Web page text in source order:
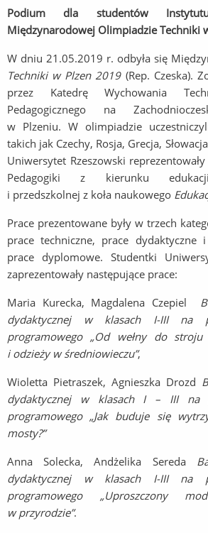
Podium dla studentów
Międzynarodowej Olimpiadzie Techniki
W dniu 21.05.2019 r. odbyła się
Techniki w Plzen 2019(Rep. Czeska).
przez Katedrę Wychowania
Pedagogicznego na
w Plzeniu. W olimpiadzie
takich jak Czechy, Rosja, Grecja,
Uniwersytet Rzeszowski
Pedagogiki z kierunku edukacji
i przedszkolnej z koła naukowego
Prace prezentowane były w trzech
prace techniczne, prace dydaktyczne
prace dyplomowe. Studentki
zaprezentowały następujące prace:
Maria Kurecka, Magdalena Czepiel
dydaktycznej w klasach I-III na
programowego „Od wełny do
i odzieży w średniowieczu”,
Wioletta Pietraszek, Agnieszka Drozd
dydaktycznej w klasach I – III na
programowego „Jak buduje się
mosty?”
Anna Solecka, Andżelika Sereda
dydaktycznej w klasach I-III na
programowego „Uproszczony
w przyrodzie”.